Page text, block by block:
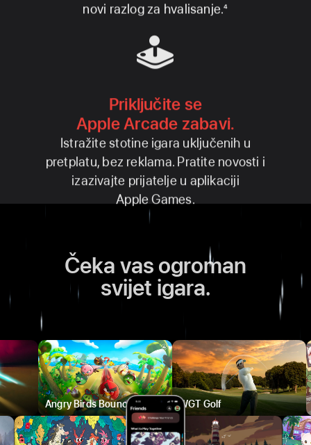
novi razlog za hvalisanje.4
Priključite se
Apple Arcade zabavi.
Istražite stotine igara uključenih u
pretplatu, bez reklama. Pratite novosti i
izazivajte prijatelje u aplikaciji
Apple Games.
Čeka vas ogroman
svijet igara.
Angry Birds Bounce WGT Golf